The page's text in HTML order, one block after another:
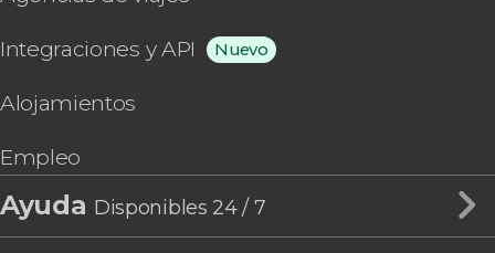
Integraciones y API Nuevo
Alojamientos
Empleo
Ayuda Disponibles 24 / 7